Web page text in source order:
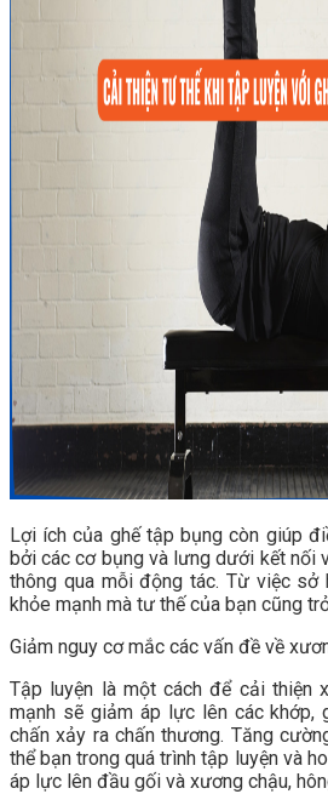
Lợi ích của ghế tập bụng còn giúp
bởi các cơ bụng và lưng dưới kết nối
thông qua mỗi động tác. Từ việc
khỏe mạnh mà tư thế của bạn cũng
Giảm nguy cơ mắc các vấn đề về
Tập luyện là một cách để cải thiện
mạnh sẽ giảm áp lực lên các khớp,
chấn xảy ra chấn thương. Tăng
thể bạn trong quá trình tập luyện và
áp lực lên đầu gối và xương chậu,